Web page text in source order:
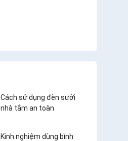
Cách sử dụng đèn sưởi
nhà tắm an toàn
Kinh nghiệm dùng bình